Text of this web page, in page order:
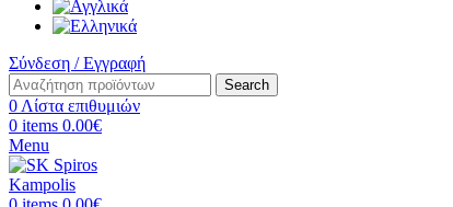
Σύνδεση / Εγγραφή
Search
0 Λίστα επιθυμιών
0 items 0.00€
Menu